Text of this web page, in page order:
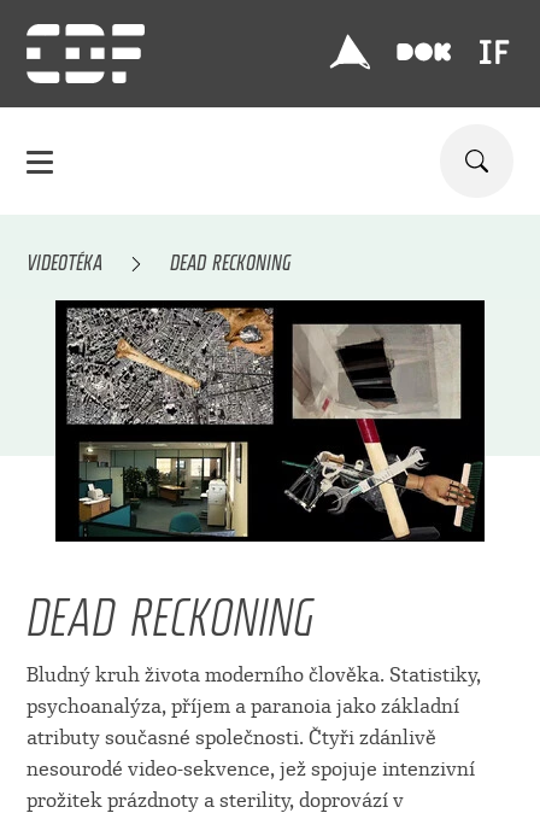
VIDEOTÉKA DEAD RECKONING
DEAD RECKONING
Bludný kruh života moderního člověka. Statistiky,
psychoanalýza, příjem a paranoia jako základní
atributy současné společnosti. Čtyři zdánlivě
nesourodé video-sekvence, jež spojuje intenzivní
prožitek prázdnoty a sterility, doprovází v